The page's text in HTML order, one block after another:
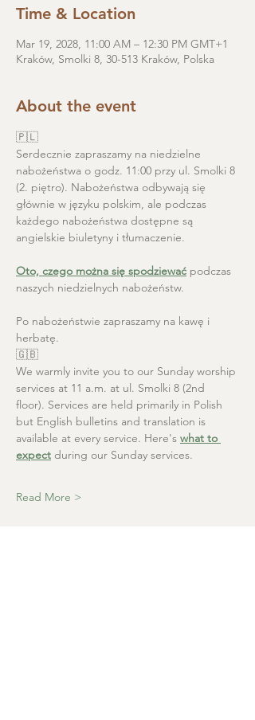
Time & Location
Mar 19, 2028, 11:00 AM – 12:30 PM GMT+1
Kraków, Smolki 8, 30-513 Kraków, Polska
About the event
🇵🇱
Serdecznie zapraszamy na niedzielne
nabożeństwa o godz. 11:00 przy ul. Smolki 8
(2. piętro). Nabożeństwa odbywają się
głównie w języku polskim, ale podczas
każdego nabożeństwa dostępne są
angielskie biuletyny i tłumaczenie.
Oto, czego można się spodziewać podczas
naszych niedzielnych nabożeństw.
Po nabożeństwie zapraszamy na kawę i
herbatę.
🇬🇧
We warmly invite you to our Sunday worship
services at 11 a.m. at ul. Smolki 8 (2nd
floor). Services are held primarily in Polish
but English bulletins and translation is
available at every service. Here's what to
expect during our Sunday services.
Read More >